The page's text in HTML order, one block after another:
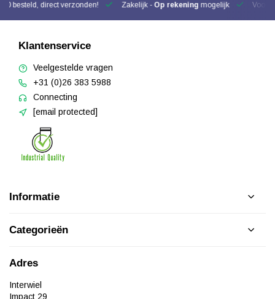
besteld, direct verzonden! Zakelijk - Op rekening mogelijk Voor
Klantenservice
Veelgestelde vragen
+31 (0)26 383 5988
Connecting
[email protected]
Informatie
Categorieën
Adres
Interwiel
Impact 29